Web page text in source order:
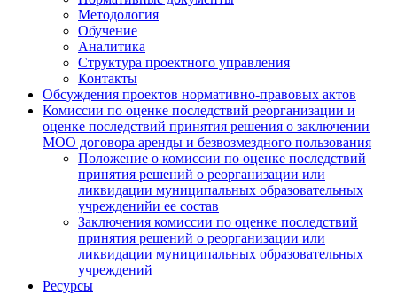
Методология
Обучение
Аналитика
Структура проектного управления
Контакты
Обсуждения проектов нормативно-правовых актов
Комиссии по оценке последствий реорганизации и
оценке последствий принятия решения о заключении
МОО договора аренды и безвозмездного пользования
Положение о комиссии по оценке последствий
принятия решений о реорганизации или
ликвидации муниципальных образовательных
учрежденийи ее состав
Заключения комиссии по оценке последствий
принятия решений о реорганизации или
ликвидации муниципальных образовательных
учреждений
Ресурсы